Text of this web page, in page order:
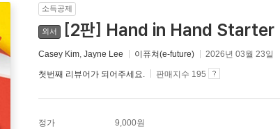
소득공제
외서 [2판] Hand in Hand Starter
Casey Kim, Jayne Lee 이퓨쳐(e-future) 2026년 03월 23일
첫번째 리뷰어가 되어주세요. 판매지수 195
정가 9,000원